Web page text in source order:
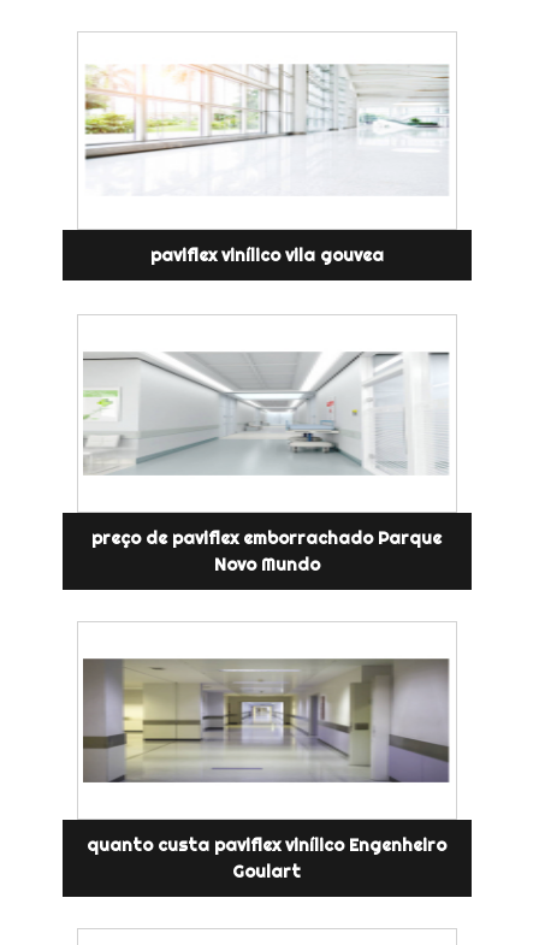
paviflex vinílico vila gouvea
preço de paviflex emborrachado Parque
Novo Mundo
quanto custa paviflex vinílico Engenheiro
Goulart